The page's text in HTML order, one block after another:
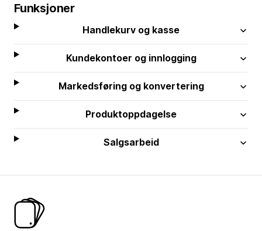
Funksjoner
Handlekurv og kasse
Kundekontoer og innlogging
Markedsføring og konvertering
Produktoppdagelse
Salgsarbeid